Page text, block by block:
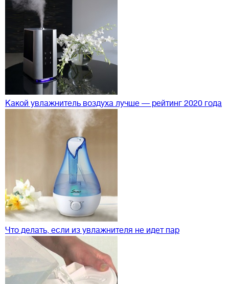
Какой увлажнитель воздуха лучше — рейтинг 2020 года
Что делать, если из увлажнителя не идет пар